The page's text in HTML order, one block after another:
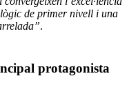
de primer nivell i una
.
protagonista